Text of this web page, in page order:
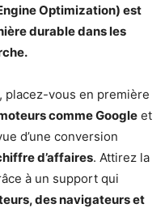
Optimization) est
durable dans les
, placez-vous en première
comme Google et
d’une conversion
d’affaires. Attirez la
à un support qui
des navigateurs et